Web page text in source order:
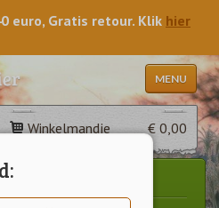
euro, Gratis retour. Klik hier
MENU
Winkelmandje € 0,00